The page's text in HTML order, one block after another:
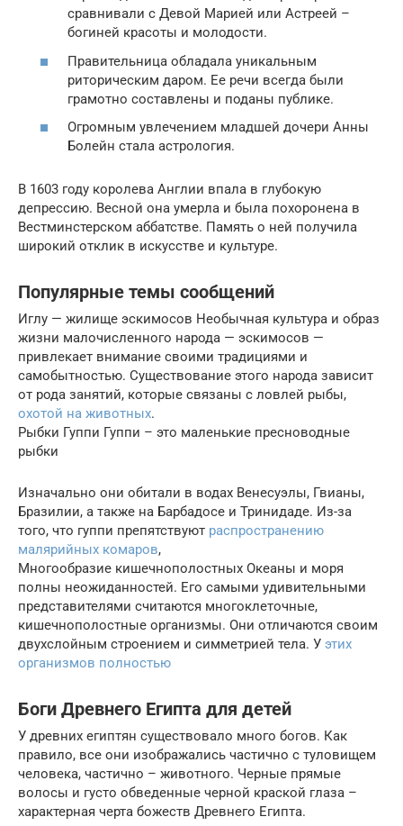
сравнивали с Девой Марией или Астреей –
богиней красоты и молодости.
Правительница обладала уникальным
риторическим даром. Ее речи всегда были
грамотно составлены и поданы публике.
Огромным увлечением младшей дочери Анны
Болейн стала астрология.
В 1603 году королева Англии впала в глубокую
депрессию. Весной она умерла и была похоронена в
Вестминстерском аббатстве. Память о ней получила
широкий отклик в искусстве и культуре.
Популярные темы сообщений
Иглу — жилище эскимосов Необычная культура и образ
жизни малочисленного народа — эскимосов —
привлекает внимание своими традициями и
самобытностью. Существование этого народа зависит
от рода занятий, которые связаны с ловлей рыбы,
охотой на животных.
Рыбки Гуппи Гуппи – это маленькие пресноводные
рыбки
Изначально они обитали в водах Венесуэлы, Гвианы,
Бразилии, а также на Барбадосе и Тринидаде. Из-за
того, что гуппи препятствуют распространению
малярийных комаров,
Многообразие кишечнополостных Океаны и моря
полны неожиданностей. Его самыми удивительными
представителями считаются многоклеточные,
кишечнополостные организмы. Они отличаются своим
двухслойным строением и симметрией тела. У этих
организмов полностью
Боги Древнего Египта для детей
У древних египтян существовало много богов. Как
правило, все они изображались частично с туловищем
человека, частично – животного. Черные прямые
волосы и густо обведенные черной краской глаза –
характерная черта божеств Древнего Египта.